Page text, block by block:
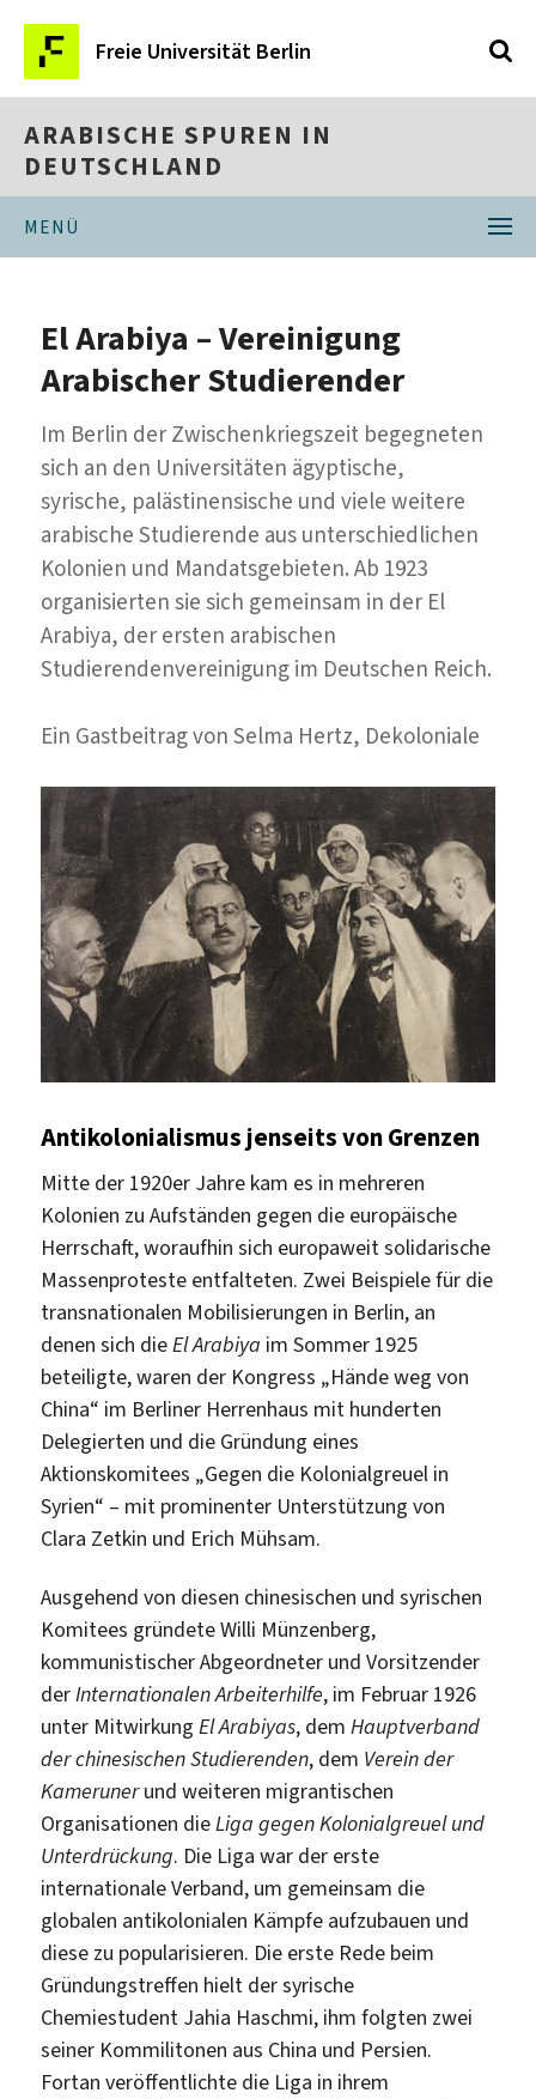
Freie Universität Berlin
ARABISCHE SPUREN IN
DEUTSCHLAND
MENÜ
El Arabiya – Vereinigung
Arabischer Studierender
Im Berlin der Zwischenkriegszeit begegneten
sich an den Universitäten ägyptische,
syrische, palästinensische und viele weitere
arabische Studierende aus unterschiedlichen
Kolonien und Mandatsgebieten. Ab 1923
organisierten sie sich gemeinsam in der El
Arabiya, der ersten arabischen
Studierendenvereinigung im Deutschen Reich.
Ein Gastbeitrag von Selma Hertz, Dekoloniale
Antikolonialismus jenseits von Grenzen
Mitte der 1920er Jahre kam es in mehreren
Kolonien zu Aufständen gegen die europäische
Herrschaft, woraufhin sich europaweit solidarische
Massenproteste entfalteten. Zwei Beispiele für die
transnationalen Mobilisierungen in Berlin, an
denen sich dieEl Arabiya im Sommer 1925
beteiligte, waren der Kongress „Hände weg von
China“ im Berliner Herrenhaus mit hunderten
Delegierten und die Gründung eines
Aktionskomitees „Gegen die Kolonialgreuel in
Syrien“ – mit prominenter Unterstützung von
Clara Zetkin und Erich Mühsam.
Ausgehend von diesen chinesischen und syrischen
Komitees gründete Willi Münzenberg,
kommunistischer Abgeordneter und Vorsitzender
derInternationalen Arbeiterhilfe, im Februar 1926
unter MitwirkungEl Arabiyas, demHauptverband
der chinesischen Studierenden, dem Verein der
Kamerunerund weiteren migrantischen
Organisationen dieLiga gegen Kolonialgreuel und
Unterdrückung. Die Liga war der erste
internationale Verband, um gemeinsam die
globalen antikolonialen Kämpfe aufzubauen und
diese zu popularisieren. Die erste Rede beim
Gründungstreffen hielt der syrische
Chemiestudent Jahia Haschmi, ihm folgten zwei
seiner Kommilitonen aus China und Persien.
Fortan veröffentlichte die Liga in ihrem